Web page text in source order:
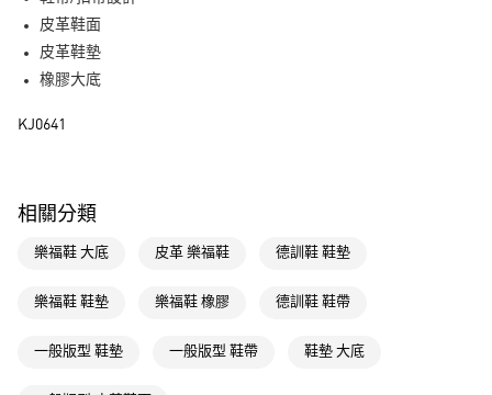
全家取貨付款
付款後全家取貨
每筆NT$80，滿NT$1,500(含以上)免運費
付款後萊爾富取貨
皮革鞋面
皮革鞋墊
橡膠大底
KJ0641
相關分類
樂福鞋 大底 皮革 樂福鞋 德訓鞋 鞋墊
樂福鞋 鞋墊 樂福鞋 橡膠 德訓鞋 鞋帶
一般版型 鞋墊 一般版型 鞋帶 鞋墊 大底